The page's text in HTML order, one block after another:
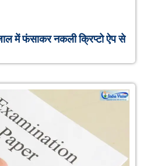
में फंसाकर नकली क्रिप्टो ऐप से